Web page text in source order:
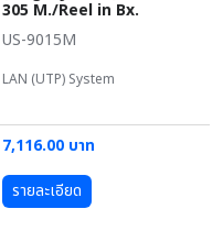
305 M./Reel in Bx.
US-9015M
LAN (UTP) System
7,116.00 บาท
รายละเอียด